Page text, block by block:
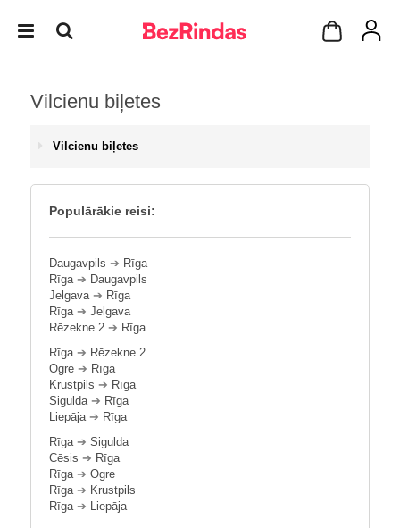
Vilcienu biļetes
Vilcienu biļetes
Populārākie reisi:
Daugavpils ➔ Rīga
Rīga➔ Daugavpils
Jelgava➔ Rīga
Rīga➔ Jelgava
Rēzekne 2 ➔ Rīga
Rīga➔ Rēzekne 2
Ogre ➔ Rīga
Krustpils ➔ Rīga
Sigulda➔ Rīga
Liepāja➔ Rīga
Rīga➔ Sigulda
Cēsis ➔ Rīga
Rīga➔ Ogre
Rīga➔ Krustpils
Rīga➔ Liepāja